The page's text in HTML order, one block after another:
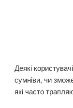
Деякі
сумніви, чи
які часто